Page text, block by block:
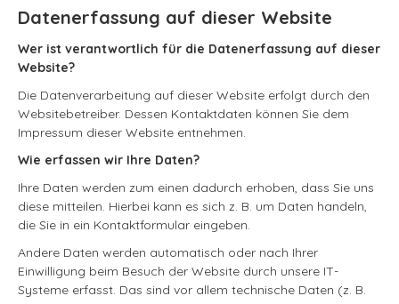
Datenerfassung auf dieser Website
Wer ist verantwortlich für die Datenerfassung auf dieser
Website?
Die Datenverarbeitung auf dieser Website erfolgt durch den
Websitebetreiber. Dessen Kontaktdaten können Sie dem
Impressum dieser Website entnehmen.
Wie erfassen wir Ihre Daten?
Ihre Daten werden zum einen dadurch erhoben, dass Sie uns
diese mitteilen. Hierbei kann es sich z. B. um Daten handeln,
die Sie in ein Kontaktformular eingeben.
Andere Daten werden automatisch oder nach Ihrer
Einwilligung beim Besuch der Website durch unsere IT-
Systeme erfasst. Das sind vor allem technische Daten (z. B.